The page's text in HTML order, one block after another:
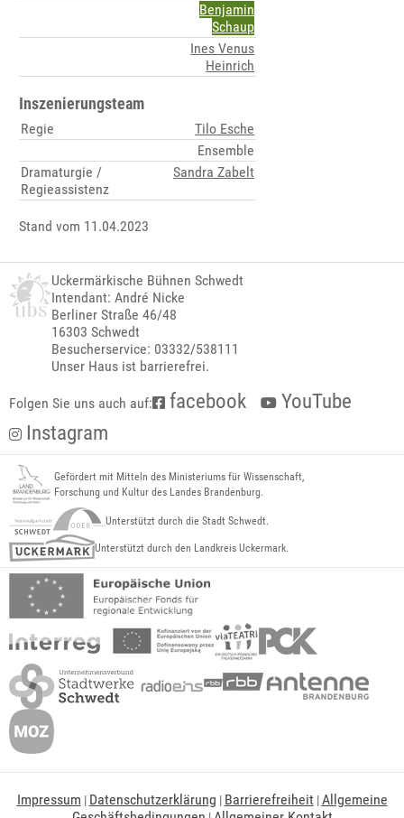
Benjamin
Schaup
Ines Venus
Heinrich
Inszenierungsteam
Regie
Tilo Esche
Ensemble
Dramaturgie /
Regieassistenz
Sandra Zabelt
Stand vom 11.04.2023
Uckermärkische Bühnen Schwedt
Intendant: André Nicke
Berliner Straße 46/48
16303 Schwedt
Besucherservice: 03332/538111
Unser Haus ist barrierefrei.
Folgen Sie uns auch auf: facebook
YouTube
Instagram
Gefördert mit Mitteln des Ministeriums für Wissenschaft,
Forschung und Kultur des Landes Brandenburg.
Unterstützt durch die Stadt Schwedt.
Unterstützt durch den Landkreis Uckermark.
Impressum | Datenschutzerklärung | Barrierefreiheit|Allgemeine